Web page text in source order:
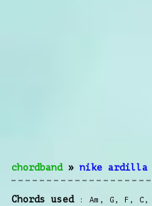
chordband» nike ardilla
Chords used Am , G , F , C ,